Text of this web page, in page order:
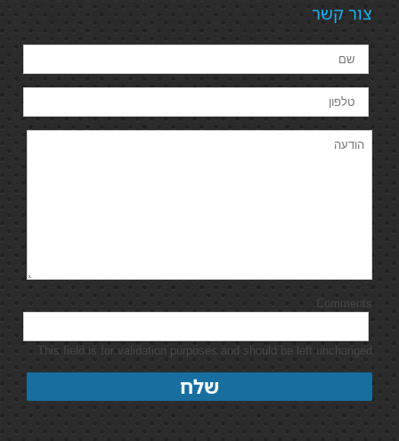
צור קשר
Comments
This field is for validation purposes and should be left unchanged.